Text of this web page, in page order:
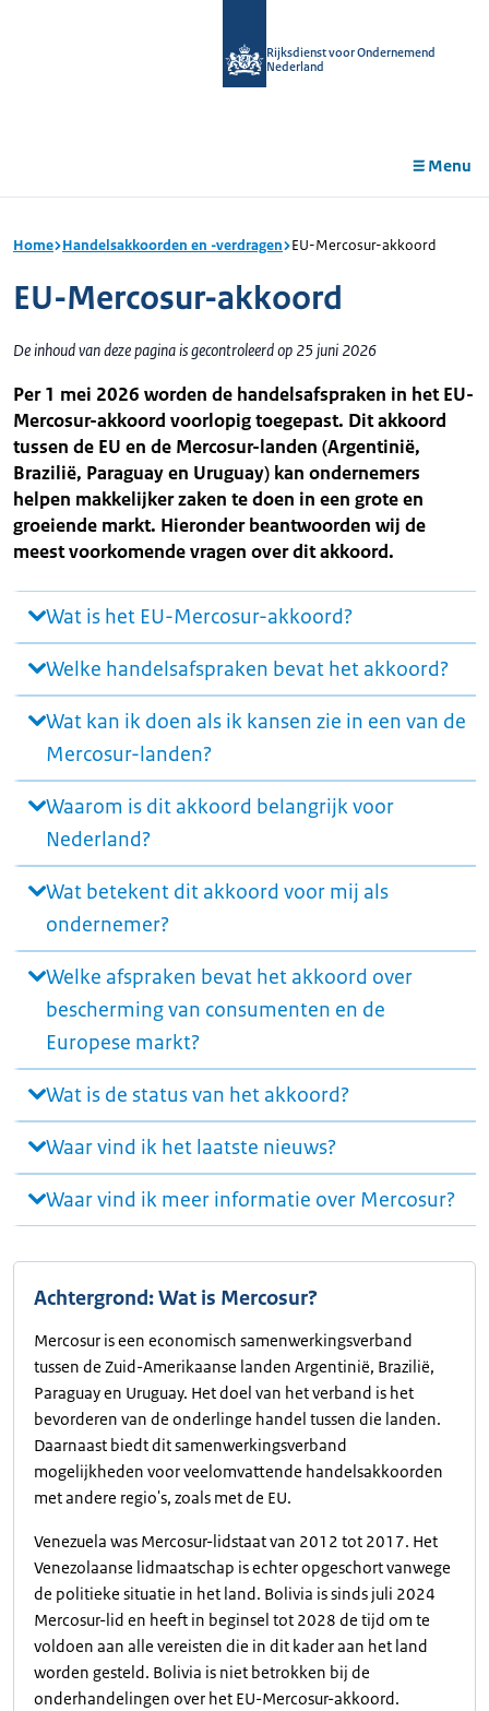
Rijksdienst voor Ondernemend
Nederland
Menu
Home Handelsakkoorden en -verdragen EU-Mercosur-akkoord
EU-Mercosur-akkoord
De inhoud van deze pagina is gecontroleerd op 25 juni 2026
Per 1 mei 2026 worden de handelsafspraken in het EU-
Mercosur-akkoord voorlopig toegepast. Dit akkoord
tussen de EU en de Mercosur-landen (Argentinië,
Brazilië, Paraguay en Uruguay) kan ondernemers
helpen makkelijker zaken te doen in een grote en
groeiende markt. Hieronder beantwoorden wij de
meest voorkomende vragen over dit akkoord.
Wat is het EU-Mercosur-akkoord?
Welke handelsafspraken bevat het akkoord?
Wat kan ik doen als ik kansen zie in een van de
Mercosur-landen?
Waarom is dit akkoord belangrijk voor
Nederland?
Wat betekent dit akkoord voor mij als
ondernemer?
Welke afspraken bevat het akkoord over
bescherming van consumenten en de
Europese markt?
Wat is de status van het akkoord?
Waar vind ik het laatste nieuws?
Waar vind ik meer informatie over Mercosur?
Achtergrond: Wat is Mercosur?
Mercosur is een economisch samenwerkingsverband
tussen de Zuid-Amerikaanse landen Argentinië, Brazilië,
Paraguay en Uruguay. Het doel van het verband is het
bevorderen van de onderlinge handel tussen die landen.
Daarnaast biedt dit samenwerkingsverband
mogelijkheden voor veelomvattende handelsakkoorden
met andere regio's, zoals met de EU.
Venezuela was Mercosur-lidstaat van 2012 tot 2017. Het
Venezolaanse lidmaatschap is echter opgeschort vanwege
de politieke situatie in het land. Bolivia is sinds juli 2024
Mercosur-lid en heeft in beginsel tot 2028 de tijd om te
voldoen aan alle vereisten die in dit kader aan het land
worden gesteld. Bolivia is niet betrokken bij de
onderhandelingen over het EU-Mercosur-akkoord.